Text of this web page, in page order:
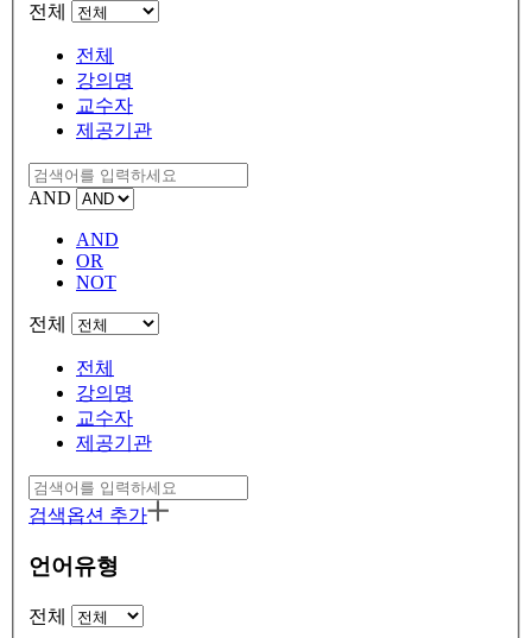
전체
전체
강의명
교수자
제공기관
AND
AND
OR
NOT
전체
전체
강의명
교수자
제공기관
검색옵션 추가
언어유형
전체